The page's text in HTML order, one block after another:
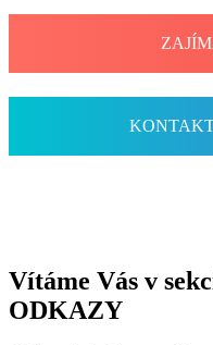
Vítáme Vás v
ODKAZY